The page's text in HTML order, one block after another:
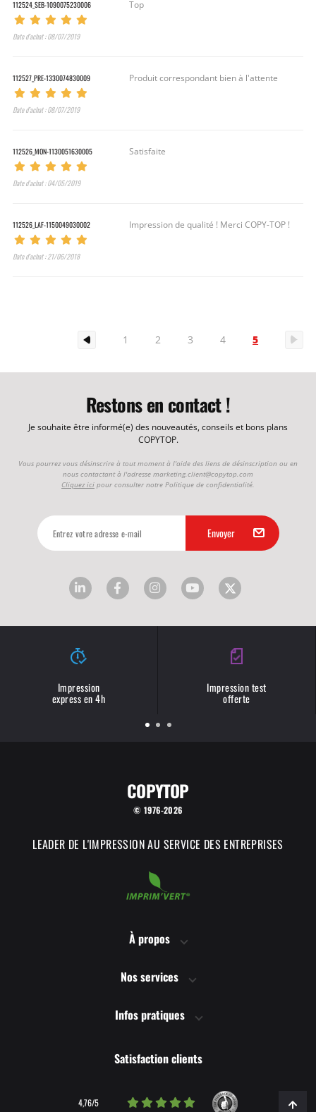
112524_SEB-1090075230006
Date d’achat : 08/07/2019
Top
112527_PRE-1330074830009
Date d’achat : 08/07/2019
Produit correspondant bien à l'attente
112526_MON-1130051630005
Date d’achat : 04/05/2019
Satisfaite
112526_LAF-1150049030002
Date d’achat : 21/06/2018
Impression de qualité ! Merci COPY-TOP !
1 2 3 4 5
Restons en contact !
Je souhaite être informé(e) des nouveautés, conseils et bons plans
COPYTOP.
Vous pourrez vous désinscrire à tout moment à l'aide des liens de désinscription ou en
nous contactant à l'adresse marketing.client@copytop.com
Cliquez ici pour consulter notre Politique de confidentialité.
Impression
express en 4h
Impression test
offerte
COPYTOP
© 1976-2026
LEADER DE L'IMPRESSION AU SERVICE DES ENTREPRISES
À propos
Nos services
Infos pratiques
Satisfaction clients
4,76/5